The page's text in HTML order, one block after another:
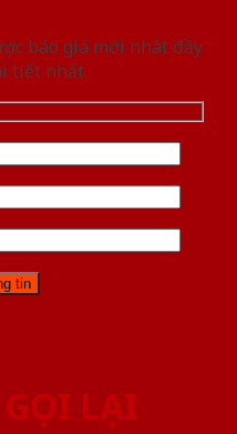
báo giá mới nhât đầy
tiết nhất.
LẠI